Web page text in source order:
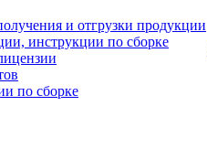
и отгрузки продукции
инструкции по сборке
по сборке